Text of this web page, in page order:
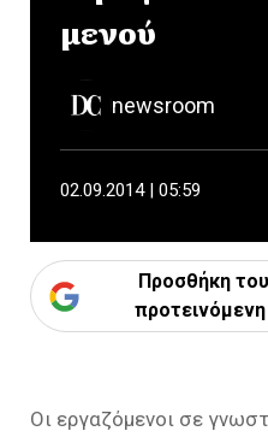
μενού
newsroom
02.09.2014 | 05:59
Προσθήκη
Οι εργαζόμενοι σε